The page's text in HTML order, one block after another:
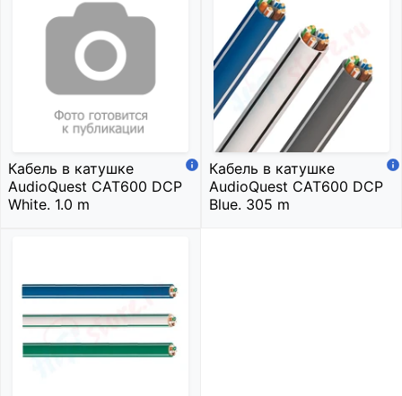
Кабель в катушке
AudioQuest CAT600 DCP
White. 1.0 m
Кабель в катушке
AudioQuest CAT600 DCP
Blue. 305 m